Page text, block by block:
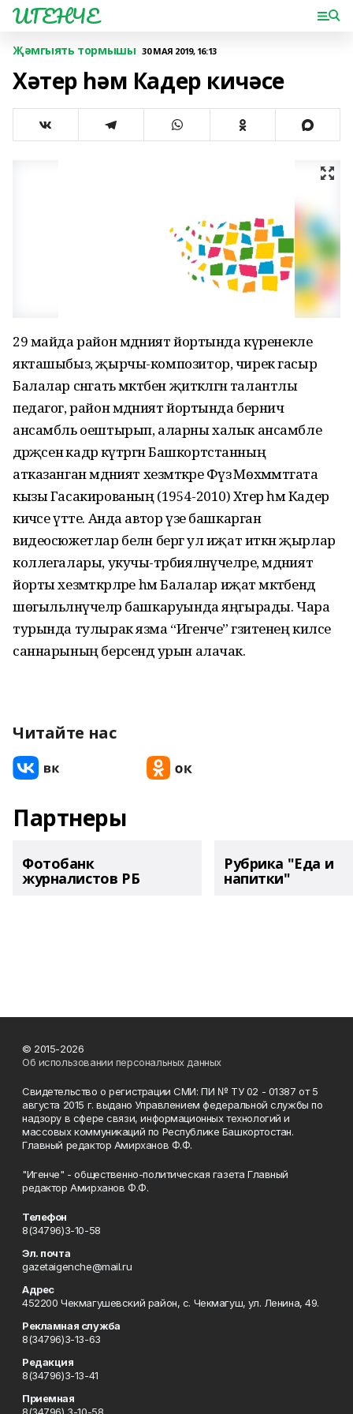
ИГЕНЧЕ
Җәмгыять тормышы 30 МАЯ 2019, 16:13
Хәтер һәм Кадер кичәсе
29 майда район мәдәният йортында күренекле
якташыбыз, җырчы-композитор, чирек гасыр
Балалар сәнгать мәктәбен җитәкләгән талантлы
педагог, район мәдәният йортында берничә
ансамбль оештырып, аларны халык ансамбле
дәрәҗәсенә кадәр күтәргән Башкортстанның
атказанган мәдәният хезмәткәре Фәүзә Мөхәммәтгата
кызы Гасакированың (1954-2010) Хәтер һәм Кадер
кичәсе үтте. Анда автор үзе башкарган
видеосюжетлар белән бергә ул иҗат иткән җырлар
коллегалары, укучы-тәрбияләнүчеләре, мәдәният
йорты хезмәткәрләре һәм Балалар иҗат мәктәбендә
шөгыльләнүчеләр башкаруында яңгырады. Чара
турында тулырак язма “Игенче” гәзитенең киләсе
саннарының берсендә урын алачак.
Читайте нас
Партнеры
Фотобанк
журналистов РБ
Рубрика "Еда и
напитки"
© 2015-2026
Об использовании персональных данных
Свидетельство о регистрации СМИ: ПИ № ТУ 02 - 01387 от 5
августа 2015 г. выдано Управлением федеральной службы по
надзору в сфере связи, информационных технологий и
массовых коммуникаций по Республике Башкортостан.
Главный редактор Амирханов Ф.Ф.
"Игенче" - общественно-политическая газета Главный
редактор Амирханов Ф.Ф.
Телефон
8(34796)3-10-58
Эл. почта
gazetaigenche@mail.ru
Адрес
452200 Чекмагушевский район, с. Чекмагуш, ул. Ленина, 49.
Рекламная служба
8(34796)3-13-63
Редакция
8(34796)3-13-41
Приемная
8(34796) 3-10-58